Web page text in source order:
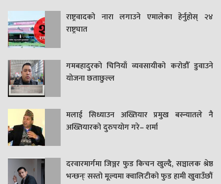
राष्ट्रवादको नारा लगाउने एमालेका हेर्नुहोस् २४
राष्ट्रघात
गमबहादुरकाे चिनियाँ व्यवसायीको करोडौँ डुवाउने
याेजना छताछुल्ल
मलाई सिध्याउन अख्तियार प्रमुख बस्न्यातले नै
अख्तियारको दुरुपयोग गरे– शर्मा
दरवारमार्गमा जिञ्जर फुड किचन खुल्दै, सञ्चालक श्रेष्ठ
भन्छन्ः सस्तो मूल्यमा क्वालिटीको फुड हामी खुवाउँछौं